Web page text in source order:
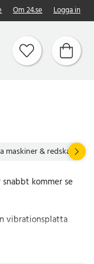
Om 24.se Logga in
maskiner & redskap
kommer se
vibrationsplatta